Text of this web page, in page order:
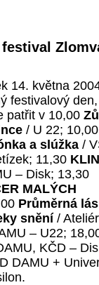
14. května
festivalový den,
patřit v 10,00
/ U 22; 10,00
a slúžka /
11,30
– Disk; 13,30
MALÝCH
Průměrná
snění / Ateliér
– U22;
KČD –
DAMU +